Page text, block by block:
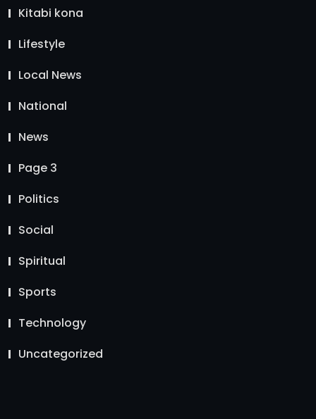
Kitabi kona
Lifestyle
Local News
National
News
Page 3
Politics
Social
Spiritual
Sports
Technology
Uncategorized